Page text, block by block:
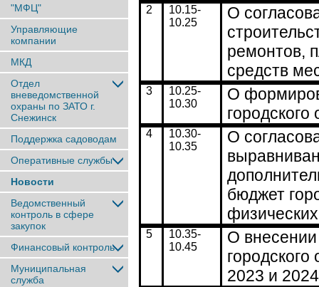
"МФЦ"
Управляющие
компании
МКД
Отдел
вневедомственной
охраны по ЗАТО г.
Снежинск
Поддержка садоводам
Оперативные службы
Новости
Ведомственный
контроль в сфере
закупок
Финансовый контроль
Муниципальная
служба
2 10.15-
10.25
О
ремонтов,
средств
3 10.25-
10.30
О
4
10.30-
10.35
О
бюджет
5 10.35-
10.45
О
2023 и